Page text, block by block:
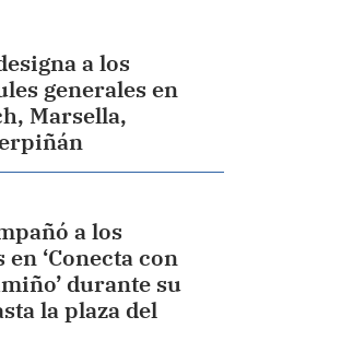
a los
generales en
Marsella,
a los
‘Conecta con
durante su
la plaza del